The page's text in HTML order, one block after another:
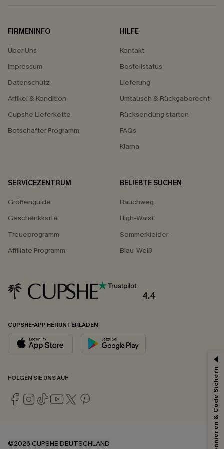
FIRMENINFO
Über Uns
Impressum
Datenschutz
Artikel & Kondition
Cupshe Lieferkette
Botschafter Programm
HILFE
Kontakt
Bestellstatus
Lieferung
Umtausch & Rückgaberecht
Rücksendung starten
FAQs
Klarna
SERVICEZENTRUM
Größenguide
Geschenkkarte
Treueprogramm
Affiliate Programm
BELIEBTE SUCHEN
Bauchweg
High-Waist
Sommerkleider
Blau-Weiß
4.4
CUPSHE-APP HERUNTERLADEN
FOLGEN SIE UNS AUF
©2026 CUPSHE DEUTSCHLAND Abonnieren & Code Sichern